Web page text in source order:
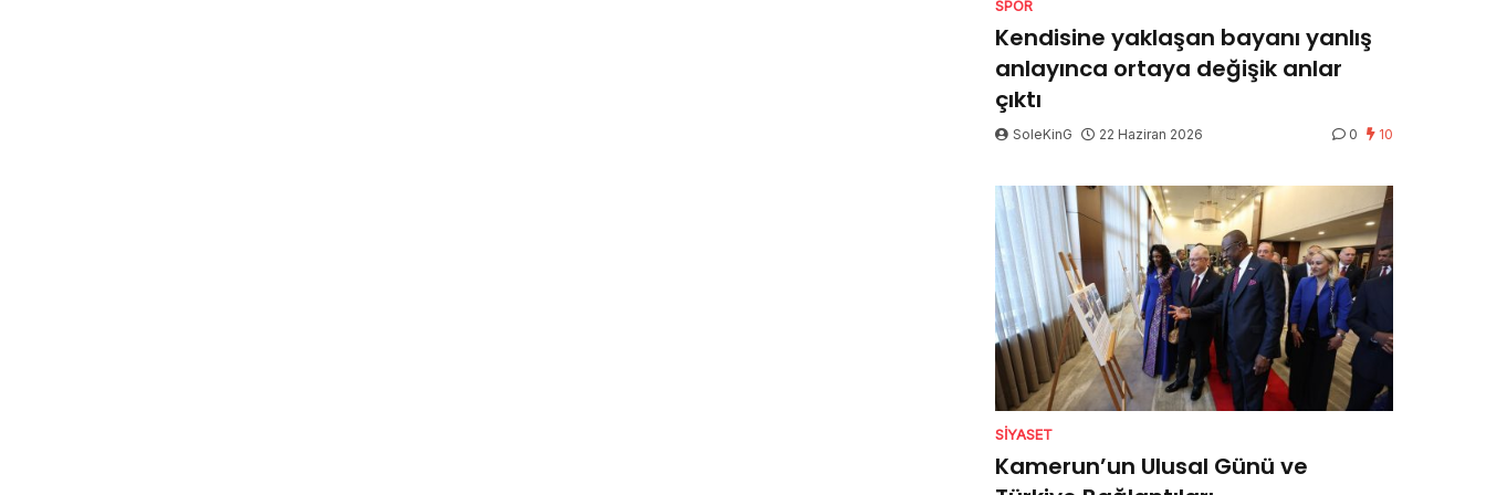
SPOR
Kendisine yaklaşan bayanı yanlış
anlayınca ortaya değişik anlar
çıktı
SoleKinG 22 Haziran 2026 0 10
SIYASET
Kamerun’un Ulusal Günü ve